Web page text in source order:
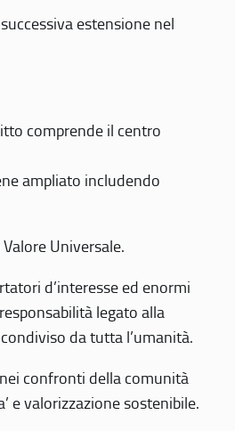
estensione nel
comprende il centro
ampliato includendo
Universale.
d’interesse ed enormi
legato alla
da tutta l’umanità.
confronti della comunità
e valorizzazione sostenibile.